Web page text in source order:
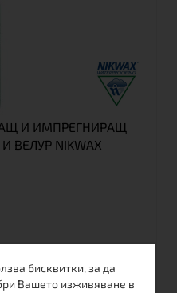
И ИМПРЕГНИРАЩ
ВЕЛУР NIKWAX
бисквитки, за да
Вашето изживяване в